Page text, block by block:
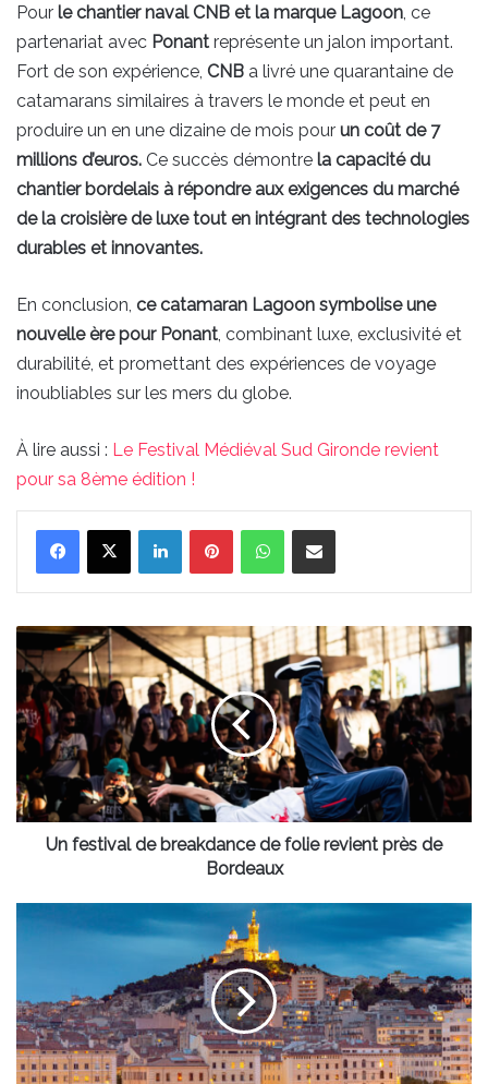
Pour le chantier naval CNB et la marque Lagoon, ce
partenariat avec Ponant représente un jalon important.
Fort de son expérience, CNB a livré une quarantaine de
catamarans similaires à travers le monde et peut en
produire un en une dizaine de mois pour un coût de 7
millions d’euros. Ce succès démontre la capacité du
chantier bordelais à répondre aux exigences du marché
de la croisière de luxe tout en intégrant des technologies
durables et innovantes.
En conclusion, ce catamaran Lagoon symbolise une
nouvelle ère pour Ponant, combinant luxe, exclusivité et
durabilité, et promettant des expériences de voyage
inoubliables sur les mers du globe.
À lire aussi : Le Festival Médiéval Sud Gironde revient
pour sa 8ème édition !
LinkedinPinterestWhatsAppPartager par email
Un
festival
de
breakdance
de
folie
revient
près
de
Bordeaux
Un festival de breakdance de folie revient près de
Bordeaux
disponible
dès
juin
depuis